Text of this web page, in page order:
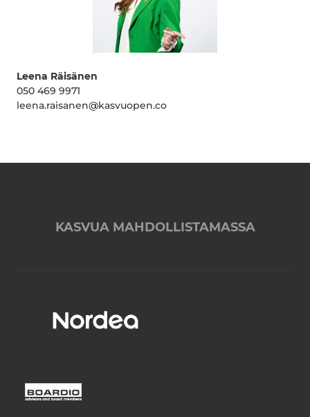
Leena Räisänen
050 469 9971
leena.raisanen@kasvuopen.co
KASVUA MAHDOLLISTAMASSA